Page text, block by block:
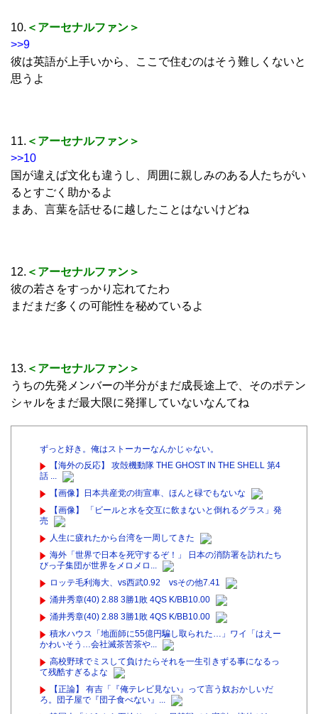
10. ＜アーセナルファン＞
>>9
彼は英語が上手いから、ここで住むのはそう難しくないと
思うよ
11. ＜アーセナルファン＞
>>10
国が違えば文化も違うし、周囲に親しみのある人たちがい
るとすごく助かるよ
まあ、言葉を話せるに越したことはないけどね
12. ＜アーセナルファン＞
彼の若さをすっかり忘れてたわ
まだまだ多くの可能性を秘めているよ
13. ＜アーセナルファン＞
うちの先発メンバーの半分がまだ成長途上で、そのポテン
シャルをまだ最大限に発揮していないなんてね
ずっと好き。俺はストーカーなんかじゃない。
【海外の反応】 攻殻機動隊 THE GHOST IN THE SHELL 第4
話 ...
【画像】日本共産党の街宣車、ほんと碌でもないな
【画像】 「ビールと水を交互に飲まないと倒れるグラス」発
売
人生に疲れたから台湾を一周してきた
海外「世界で日本を死守するぞ！」 日本の消防署を訪れたち
びっ子集団が世界をメロメロ...
ロッテ毛利海大、vs西武0.92 vsその他7.41
涌井秀章(40) 2.88 3勝1敗 4QS K/BB10.00
涌井秀章(40) 2.88 3勝1敗 4QS K/BB10.00
積水ハウス「地面師に55億円騙し取られた…」ワイ「はえー
かわいそう…会社滅茶苦茶や...
高校野球でミスして負けたらそれを一生引きずる事になるっ
て残酷すぎるよな
【正論】 有吉「『俺テレビ見ない』って言う奴おかしいだ
ろ。団子屋で『団子食べない』...